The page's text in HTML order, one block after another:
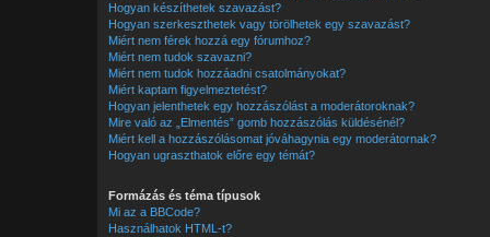
Hogyan készíthetek szavazást?
Hogyan szerkeszthetek vagy törölhetek egy szavazást?
Miért nem férek hozzá egy fórumhoz?
Miért nem tudok szavazni?
Miért nem tudok hozzáadni csatolmányokat?
Miért kaptam figyelmeztetést?
Hogyan jelenthetek egy hozzászólást a moderátoroknak?
Mire való az „Elmentés” gomb hozzászólás küldésénél?
Miért kell a hozzászólásomat jóváhagynia egy moderátornak?
Hogyan ugraszthatok előre egy témát?
Formázás és téma típusok
Mi az a BBCode?
Használhatok HTML-t?